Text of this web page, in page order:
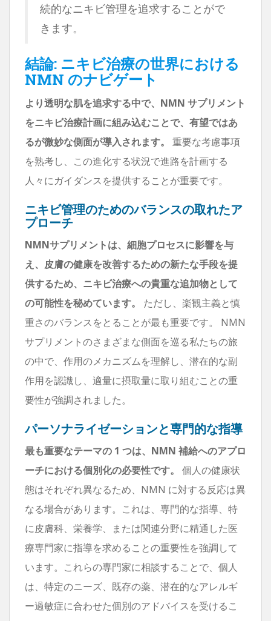
続的なニキビ管理を追求することがで
きます。
結論: ニキビ治療の世界における
NMN のナビゲート
より透明な肌を追求する中で、NMN サプリメント
をニキビ治療計画に組み込むことで、有望ではあ
るが微妙な側面が導入されます。
重要な考慮事項
を熟考し、この進化する状況で進路を計画する
人々にガイダンスを提供することが重要です。
ニキビ管理のためのバランスの取れたア
プローチ
NMNサプリメントは、細胞プロセスに影響を与
え、皮膚の健康を改善するための新たな手段を提
供するため、ニキビ治療への貴重な追加物として
の可能性を秘めています。
ただし、楽観主義と慎
重さのバランスをとることが最も重要です。 NMN
サプリメントのさまざまな側面を巡る私たちの旅
の中で、作用のメカニズムを理解し、潜在的な副
作用を認識し、適量に摂取量に取り組むことの重
要性が強調されました。
パーソナライゼーションと専門的な指導
最も重要なテーマの 1 つは、NMN 補給へのアプロ
ーチにおける個別化の必要性です。
個人の健康状
態はそれぞれ異なるため、NMN に対する反応は異
なる場合があります。これは、専門的な指導、特
に皮膚科、栄養学、または関連分野に精通した医
療専門家に指導を求めることの重要性を強調して
います。これらの専門家に相談することで、個人
は、特定のニーズ、既存の薬、潜在的なアレルギ
ー過敏症に合わせた個別のアドバイスを受けるこ